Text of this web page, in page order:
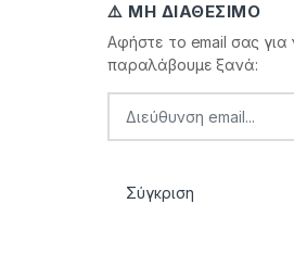
⚠️ ΜΗ ΔΙΑΘΈΣΙΜΟ
Αφήστε το email σας για
παραλάβουμε ξανά:
Σύγκριση